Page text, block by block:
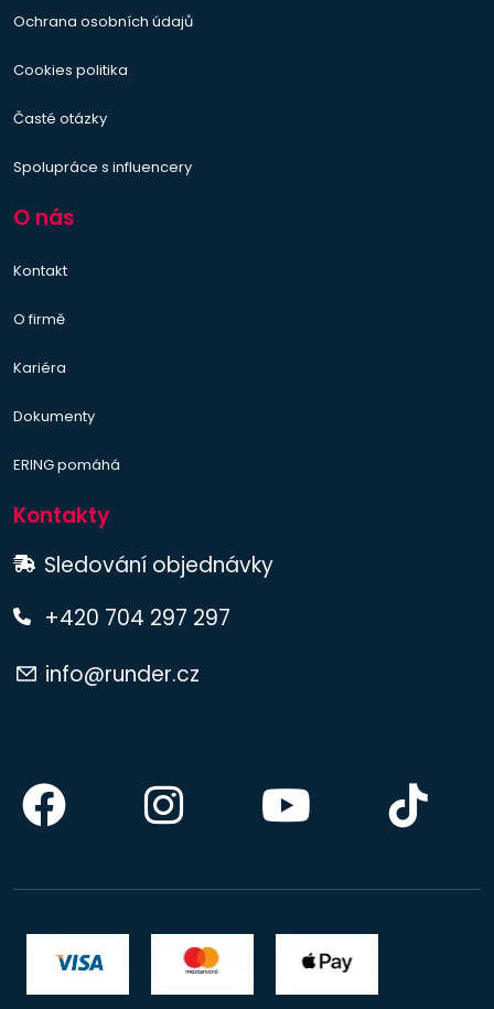
Ochrana osobních údajů
Cookies politika
Časté otázky
Spolupráce s influencery
O nás
Kontakt
O firmě
Kariéra
Dokumenty
ERING pomáhá
Kontakty
Sledování objednávky
+420 704 297 297
info@runder.cz